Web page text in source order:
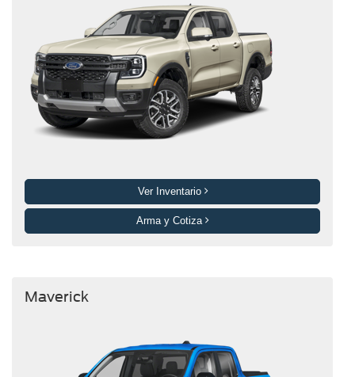
Ver Inventario
Arma y Cotiza
Maverick